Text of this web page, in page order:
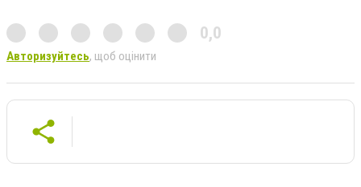
0,0
Авторизуйтесь, щоб оцінити